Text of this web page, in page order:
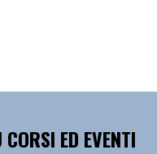
ED EVENTI